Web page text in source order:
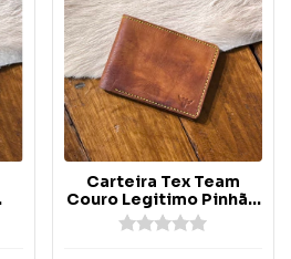
Carteira Tex Team
Couro Legitimo Pinhão
costura Verde